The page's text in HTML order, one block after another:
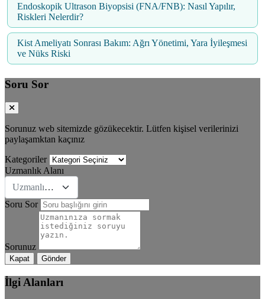
Endoskopik Ultrason Biyopsisi (FNA/FNB): Nasıl Yapılır,
Riskleri Nelerdir?
Kist Ameliyatı Sonrası Bakım: Ağrı Yönetimi, Yara İyileşmesi
ve Nüks Riski
Soru Sor
Sorunuz web sitemizde gözükecektir. Lütfen kişisel verilerinizi
paylaşamktan kaçınız
Kategoriler
Uzmanlık Alanı
Uzmanlık Se&#231;iniz
Soru Sor
Sorunuz
Kapat Gönder
İlgi Alanları